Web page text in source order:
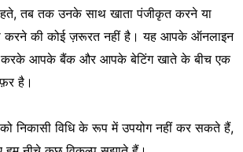
तब तक उनके साथ खाता पंजीकृत करने या
करने की कोई ज़रूरत नहीं है। यह आपके ऑनलाइन
करके आपके बैंक और आपके बेटिंग खाते के बीच एक
है।
निकासी विधि के रूप में उपयोग नहीं कर सकते हैं,